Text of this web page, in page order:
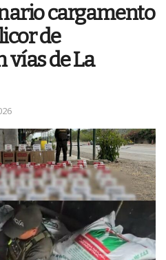
cargamento
de
vías de La